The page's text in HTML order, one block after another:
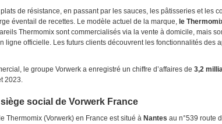
de résistance, en passant par les sauces, les pâtisseries et les
éventail de recettes. Le modèle actuel de la marque, le
Thermomix sont commercialisés via la vente à domicile, mais
ligne officielle. Les futurs clients découvrent les fonctionnalités des
le groupe Vorwerk a enregistré un chiffre d’affaires de 3,2
2023.
social de Vorwerk France
Thermomix (Vorwerk) en France est situé à Nantes au n°539 route